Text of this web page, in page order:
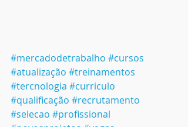
#mercadodetrabalho #cursos
#atualização #treinamentos
#tercnologia #curriculo
#qualificação #recrutamento
#selecao #profissional